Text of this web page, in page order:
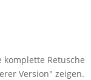
komplette Retusche
Version" zeigen.